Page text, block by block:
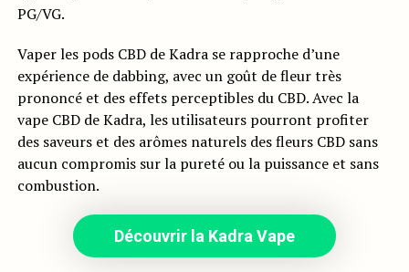
PG/VG.
Vaper les pods CBD de Kadra se rapproche d’une
expérience de dabbing, avec un goût de fleur très
prononcé et des effets perceptibles du CBD. Avec la
vape CBD de Kadra, les utilisateurs pourront profiter
des saveurs et des arômes naturels des fleurs CBD sans
aucun compromis sur la pureté ou la puissance et sans
combustion.
Découvrir la Kadra Vape